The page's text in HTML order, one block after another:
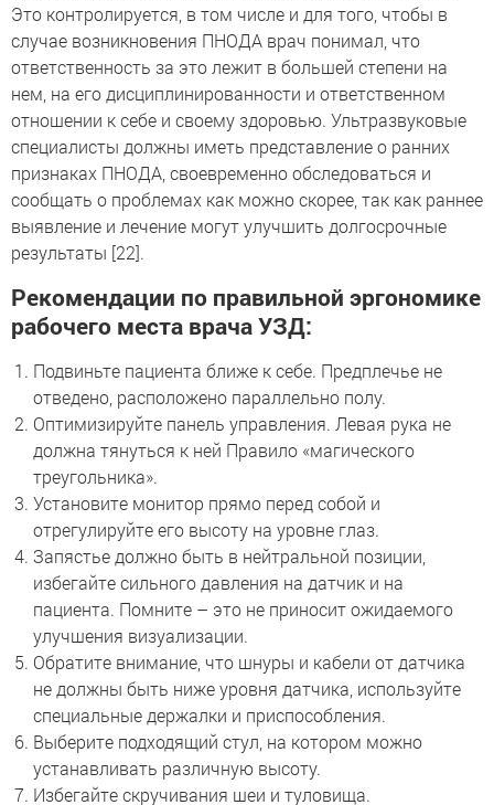
Это контролируется, в том числе и для того, чтобы в
случае возникновения ПНОДА врач понимал, что
ответственность за это лежит в большей степени на
нем, на его дисциплинированности и ответственном
отношении к себе и своему здоровью. Ультразвуковые
специалисты должны иметь представление о ранних
признаках ПНОДА, своевременно обследоваться и
сообщать о проблемах как можно скорее, так как раннее
выявление и лечение могут улучшить долгосрочные
результаты [22].
Рекомендации по правильной эргономике
рабочего места врача УЗД:
Подвиньте пациента ближе к себе. Предплечье не
отведено, расположено параллельно полу.
Оптимизируйте панель управления. Левая рука не
должна тянуться к ней Правило «магического
треугольника».
Установите монитор прямо перед собой и
отрегулируйте его высоту на уровне глаз.
Запястье должно быть в нейтральной позиции,
избегайте сильного давления на датчик и на
пациента. Помните – это не приносит ожидаемого
улучшения визуализации.
Обратите внимание, что шнуры и кабели от датчика
не должны быть ниже уровня датчика, используйте
специальные держалки и приспособления.
Выберите подходящий стул, на котором можно
устанавливать различную высоту.
Избегайте скручивания шеи и туловища.